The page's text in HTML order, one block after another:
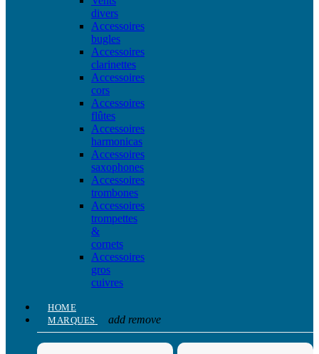
divers
Accessoires
bugles
Accessoires
clarinettes
Accessoires
cors
Accessoires
flûtes
Accessoires
harmonicas
Accessoires
saxophones
Accessoires
trombones
Accessoires
trompettes
&
cornets
Accessoires
gros
cuivres
HOME
MARQUES
add remove